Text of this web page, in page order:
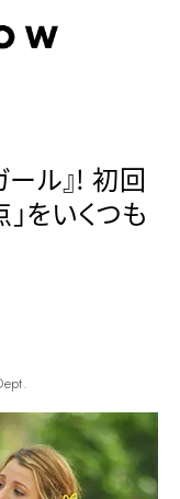
ール』! 初回
をいくつも